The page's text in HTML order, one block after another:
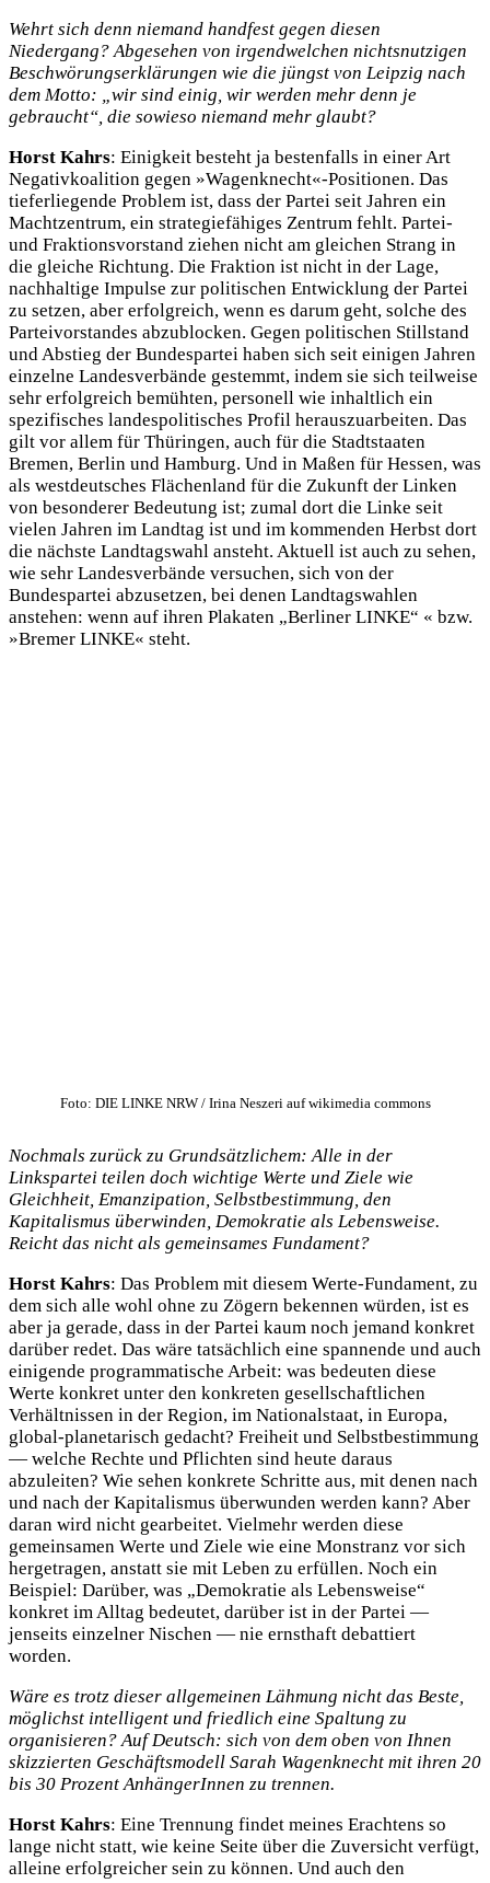
Wehrt sich denn niemand handfest gegen diesen
Niedergang? Abgesehen von irgendwelchen nichtsnutzigen
Beschwörungserklärungen wie die jüngst von Leipzig nach
dem Motto: „wir sind einig, wir werden mehr denn je
gebraucht“, die sowieso niemand mehr glaubt?
Horst Kahrs: Einigkeit besteht ja bestenfalls in einer Art
Negativkoalition gegen »Wagenknecht«-Positionen. Das
tieferliegende Problem ist, dass der Partei seit Jahren ein
Machtzentrum, ein strategiefähiges Zentrum fehlt. Partei-
und Fraktionsvorstand ziehen nicht am gleichen Strang in
die gleiche Richtung. Die Fraktion ist nicht in der Lage,
nachhaltige Impulse zur politischen Entwicklung der Partei
zu setzen, aber erfolgreich, wenn es darum geht, solche des
Parteivorstandes abzublocken. Gegen politischen Stillstand
und Abstieg der Bundespartei haben sich seit einigen Jahren
einzelne Landesverbände gestemmt, indem sie sich teilweise
sehr erfolgreich bemühten, personell wie inhaltlich ein
spezifisches landespolitisches Profil herauszuarbeiten. Das
gilt vor allem für Thüringen, auch für die Stadtstaaten
Bremen, Berlin und Hamburg. Und in Maßen für Hessen, was
als westdeutsches Flächenland für die Zukunft der Linken
von besonderer Bedeutung ist; zumal dort die Linke seit
vielen Jahren im Landtag ist und im kommenden Herbst dort
die nächste Landtagswahl ansteht. Aktuell ist auch zu sehen,
wie sehr Landesverbände versuchen, sich von der
Bundespartei abzusetzen, bei denen Landtagswahlen
anstehen: wenn auf ihren Plakaten „Berliner LINKE“ « bzw.
»Bremer LINKE« steht.
Foto: DIE LINKE NRW / Irina Neszeri auf wikimedia commons
Nochmals zurück zu Grundsätzlichem: Alle in der
Linkspartei teilen doch wichtige Werte und Ziele wie
Gleichheit, Emanzipation, Selbstbestimmung, den
Kapitalismus überwinden, Demokratie als Lebensweise.
Reicht das nicht als gemeinsames Fundament?
Horst Kahrs: Das Problem mit diesem Werte-Fundament, zu
dem sich alle wohl ohne zu Zögern bekennen würden, ist es
aber ja gerade, dass in der Partei kaum noch jemand konkret
darüber redet. Das wäre tatsächlich eine spannende und auch
einigende programmatische Arbeit: was bedeuten diese
Werte konkret unter den konkreten gesellschaftlichen
Verhältnissen in der Region, im Nationalstaat, in Europa,
global-planetarisch gedacht? Freiheit und Selbstbestimmung
— welche Rechte und Pflichten sind heute daraus
abzuleiten? Wie sehen konkrete Schritte aus, mit denen nach
und nach der Kapitalismus überwunden werden kann? Aber
daran wird nicht gearbeitet. Vielmehr werden diese
gemeinsamen Werte und Ziele wie eine Monstranz vor sich
hergetragen, anstatt sie mit Leben zu erfüllen. Noch ein
Beispiel: Darüber, was „Demokratie als Lebensweise“
konkret im Alltag bedeutet, darüber ist in der Partei —
jenseits einzelner Nischen — nie ernsthaft debattiert
worden.
Wäre es trotz dieser allgemeinen Lähmung nicht das Beste,
möglichst intelligent und friedlich eine Spaltung zu
organisieren? Auf Deutsch: sich von dem oben von Ihnen
skizzierten Geschäftsmodell Sarah Wagenknecht mit ihren 20
bis 30 Prozent AnhängerInnen zu trennen.
Horst Kahrs: Eine Trennung findet meines Erachtens so
lange nicht statt, wie keine Seite über die Zuversicht verfügt,
alleine erfolgreicher sein zu können. Und auch den